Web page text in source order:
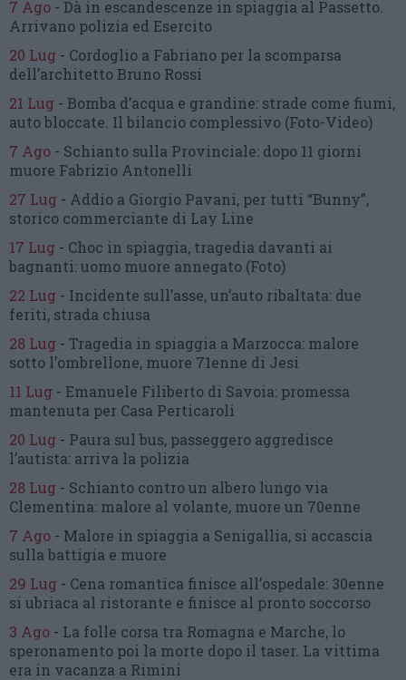
7 Ago - Dà in escandescenze in spiaggia al Passetto.
Arrivano polizia ed Esercito
20 Lug - Cordoglio a Fabriano per la scomparsa
dell’architetto Bruno Rossi
21 Lug - Bomba d’acqua e grandine: strade come fiumi,
auto bloccate. Il bilancio complessivo (Foto-Video)
7 Ago - Schianto sulla Provinciale: dopo 11 giorni
muore Fabrizio Antonelli
27 Lug - Addio a Giorgio Pavani, per tutti “Bunny”,
storico commerciante di Lay Line
17 Lug - Choc in spiaggia, tragedia davanti ai
bagnanti:uomo muore annegato (Foto)
22 Lug - Incidente sull’asse, un’auto ribaltata: due
feriti, strada chiusa
28 Lug - Tragedia in spiaggia a Marzocca: malore
sotto l’ombrellone, muore 71enne di Jesi
11 Lug - Emanuele Filiberto di Savoia: promessa
mantenuta per Casa Perticaroli
20 Lug - Paura sul bus, passeggero aggredisce
l’autista: arriva la polizia
28 Lug - Schianto contro un albero lungo via
Clementina: malore al volante, muore un 70enne
7 Ago - Malore in spiaggia a Senigallia, si accascia
sulla battigia e muore
29 Lug - Cena romantica finisce all’ospedale: 30enne
si ubriaca al ristorante e finisce al pronto soccorso
3 Ago - La folle corsa tra Romagna e Marche, lo
speronamento poi la morte dopo il taser. La vittima
era in vacanza a Rimini